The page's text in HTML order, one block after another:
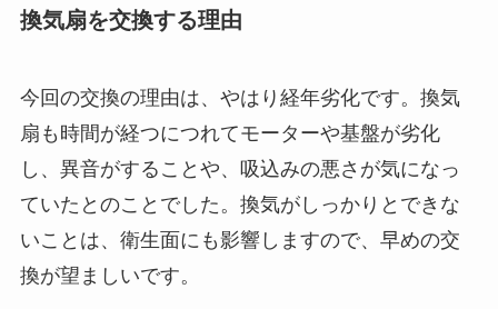
換気扇を交換する理由
今回の交換の理由は、やはり経年劣化です。換気
扇も時間が経つにつれてモーターや基盤が劣化
し、異音がすることや、吸込みの悪さが気になっ
ていたとのことでした。換気がしっかりとできな
いことは、衛生面にも影響しますので、早めの交
換が望ましいです。